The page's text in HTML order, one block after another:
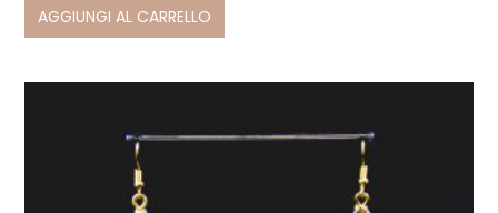
AGGIUNGI AL CARRELLO